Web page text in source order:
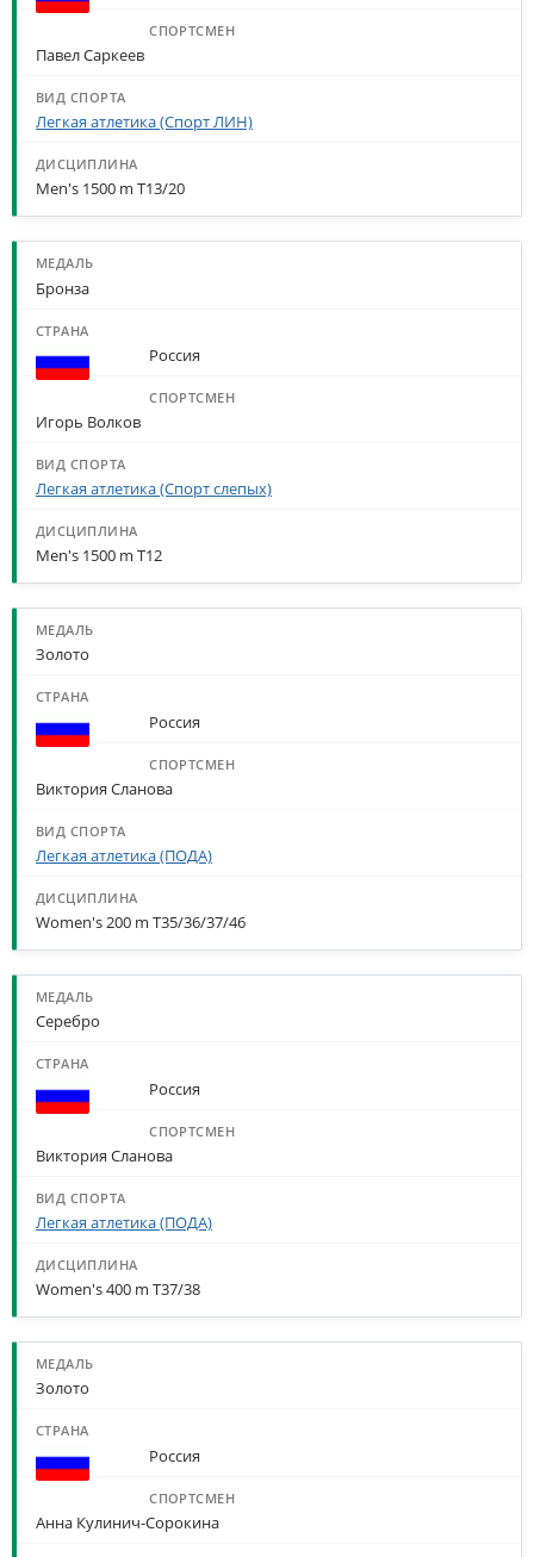
Павел Саркеев
Легкая атлетика (Спорт ЛИН)
Men's 1500 m T13/20
Бронза
Россия
Игорь Волков
Легкая атлетика (Спорт слепых)
Men's 1500 m T12
Золото
Россия
Виктория Сланова
Легкая атлетика (ПОДА)
Women's 200 m T35/36/37/46
Серебро
Россия
Виктория Сланова
Легкая атлетика (ПОДА)
Women's 400 m T37/38
Золото
Россия
Анна Кулинич-Сорокина